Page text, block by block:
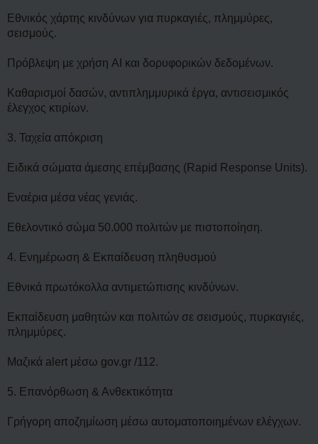
ε
υ
σ
Εθνικός χάρτης κινδύνων για πυρκαγιές, πλημμύρες,
σεισμούς.
Πρόβλεψη με χρήση AI και δορυφορικών δεδομένων.
Καθαρισμοί δασών, αντιπλημμυρικά έργα, αντισεισμικός
έλεγχος κτιρίων.
3. Ταχεία απόκριση
Ειδικά σώματα άμεσης επέμβασης (Rapid Response Units).
Εναέρια μέσα νέας γενιάς.
Εθελοντικό σώμα 50.000 πολιτών με πιστοποίηση.
4. Ενημέρωση & Εκπαίδευση πληθυσμού
Εθνικά πρωτόκολλα αντιμετώπισης κινδύνων.
Εκπαίδευση μαθητών και πολιτών σε σεισμούς, πυρκαγιές,
πλημμύρες.
Μαζικά alert μέσω gov.gr /112.
5. Επανόρθωση & Ανθεκτικότητα
Γρήγορη αποζημίωση μέσω αυτοματοποιημένων ελέγχων.